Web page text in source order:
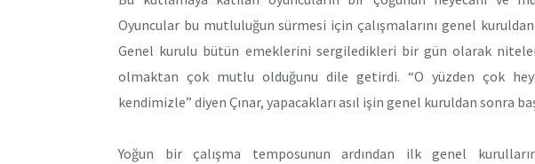
Oyuncular bu mutluluğun sürmesi için çalışmalarını genel
Genel kurulu bütün emeklerini sergiledikleri bir gün olarak
olmaktan çok mutlu olduğunu dile getirdi. “O yüzden çok
kendimizle” diyen Çınar, yapacakları asıl işin genel kuruldan sonra
Yoğun bir çalışma temposunun ardından ilk genel